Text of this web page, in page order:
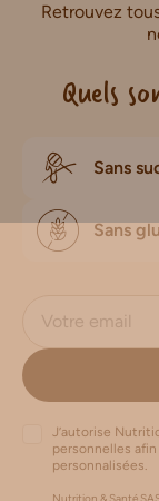
Retrouvez
Quels
Sans
Sans
J’autorise
personnelles afin
personnalisées.